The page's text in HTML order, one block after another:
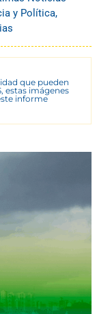
y Política,
que pueden
estas imágenes
informe